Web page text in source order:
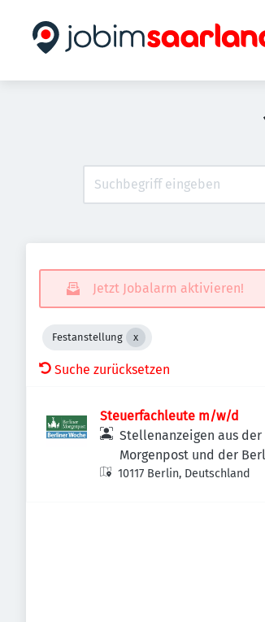
Jetzt Jobalarm aktivieren!
Festanstellung
Suche zurücksetzen
Steuerfachleute m/w/d
Stellenanzeigen aus
Morgenpost und der
Woche
10117 Berlin, Deutschland